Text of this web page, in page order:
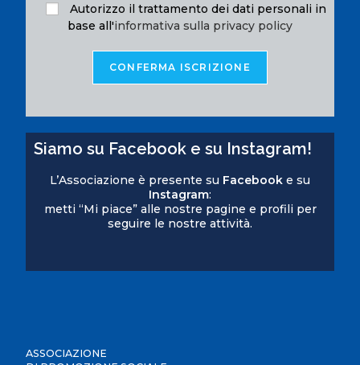
Autorizzo il trattamento dei dati personali in
base all'informativa sulla privacy policy
Siamo su Facebook e su Instagram!
L’Associazione è presente su Facebook e su
Instagram:
metti “Mi piace” alle nostre pagine e profili per
seguire le nostre attività.
ASSOCIAZIONE